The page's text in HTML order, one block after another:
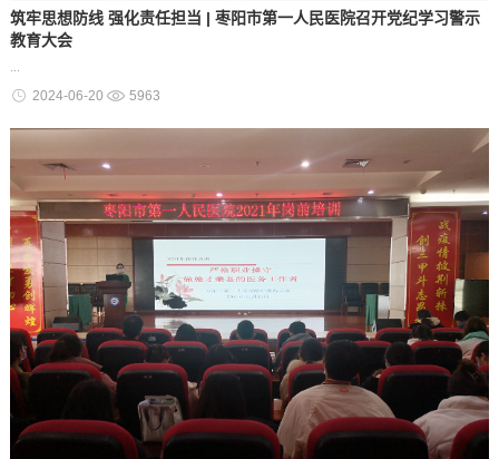
筑牢思想防线 强化责任担当 | 枣阳市第一人民医院召开党纪学习警示
教育大会
2024-06-20 5963